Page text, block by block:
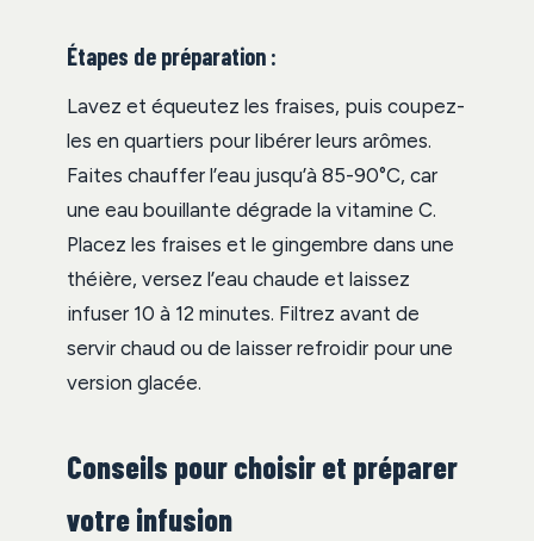
Étapes de préparation :
Lavez et équeutez les fraises, puis coupez-
les en quartiers pour libérer leurs arômes.
Faites chauffer l’eau jusqu’à 85-90°C, car
une eau bouillante dégrade la vitamine C.
Placez les fraises et le gingembre dans une
théière, versez l’eau chaude et laissez
infuser 10 à 12 minutes. Filtrez avant de
servir chaud ou de laisser refroidir pour une
version glacée.
Conseils pour choisir et préparer
votre infusion